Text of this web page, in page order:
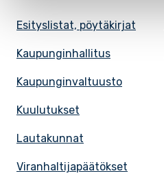
Esityslistat, pöytäkirjat
Kaupunginhallitus
Kaupunginvaltuusto
Kuulutukset
Lautakunnat
Viranhaltijapäätökset